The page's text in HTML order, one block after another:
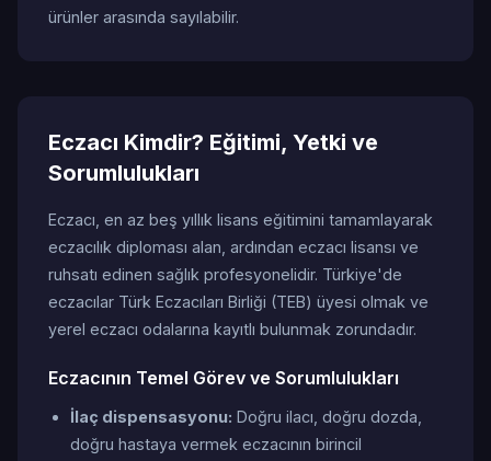
ürünler arasında sayılabilir.
Eczacı Kimdir? Eğitimi, Yetki ve
Sorumlulukları
Eczacı, en az beş yıllık lisans eğitimini tamamlayarak
eczacılık diploması alan, ardından eczacı lisansı ve
ruhsatı edinen sağlık profesyonelidir. Türkiye'de
eczacılar Türk Eczacıları Birliği (TEB) üyesi olmak ve
yerel eczacı odalarına kayıtlı bulunmak zorundadır.
Eczacının Temel Görev ve Sorumlulukları
İlaç dispensasyonu: Doğru ilacı, doğru dozda,
doğru hastaya vermek eczacının birincil